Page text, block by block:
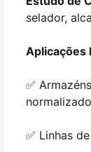
selador,
Aplicações
✅
✅ Linhas